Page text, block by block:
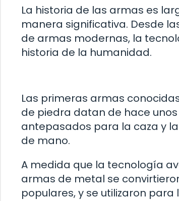
La historia de las armas es
manera significativa. Desde
de armas modernas, la
historia de la humanidad.
Las primeras armas
de piedra datan de hace
antepasados ​​para la caza y
de mano.
A medida que la tecnología
armas de metal se
populares, y se utilizaron